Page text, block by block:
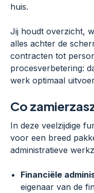
huis.
Jij houdt overzicht,
alles achter de
contracten tot
procesverbetering:
werk optimaal
Co
In deze veelzijdige
voor een breed
administratieve
Financiële
eigenaar van de